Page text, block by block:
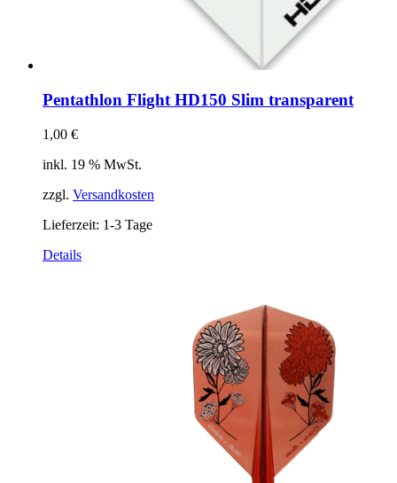
Pentathlon Flight HD150 Slim transparent
1,00 €
inkl. 19 % MwSt.
zzgl. Versandkosten
Lieferzeit: 1-3 Tage
Details